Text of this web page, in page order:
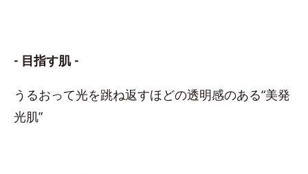
- 目指す肌 -
うるおって光を跳ね返すほどの透明感のある“美発
光肌”